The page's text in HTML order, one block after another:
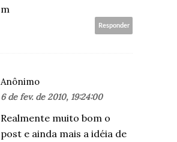
m
Responder
Anônimo
6 de fev. de 2010, 19:24:00
Realmente muito bom o
post e ainda mais a idéia de